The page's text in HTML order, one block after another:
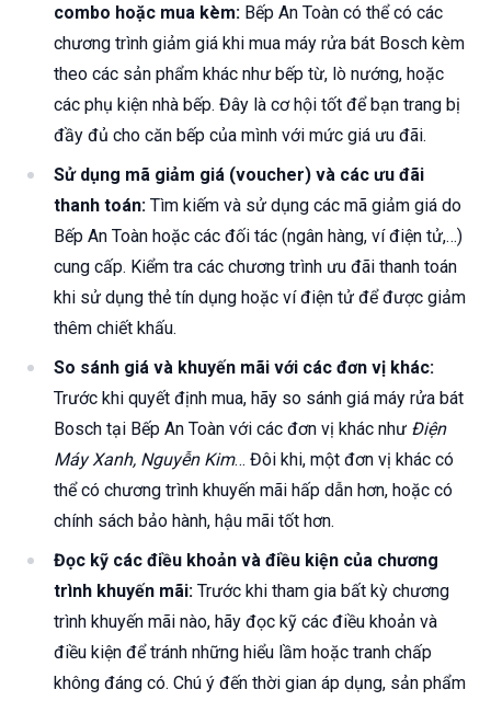
combo hoặc mua kèm: Bếp An Toàn có thể có các
chương trình giảm giá khi mua máy rửa bát Bosch kèm
theo các sản phẩm khác như bếp từ, lò nướng, hoặc
các phụ kiện nhà bếp. Đây là cơ hội tốt để bạn trang bị
đầy đủ cho căn bếp của mình với mức giá ưu đãi.
Sử dụng mã giảm giá (voucher) và các ưu đãi
thanh toán: Tìm kiếm và sử dụng các mã giảm giá do
Bếp An Toàn hoặc các đối tác (ngân hàng, ví điện tử,…)
cung cấp. Kiểm tra các chương trình ưu đãi thanh toán
khi sử dụng thẻ tín dụng hoặc ví điện tử để được giảm
thêm chiết khấu.
So sánh giá và khuyến mãi với các đơn vị khác:
Trước khi quyết định mua, hãy so sánh giá máy rửa bát
Bosch tại Bếp An Toàn với các đơn vị khác như Điện
Máy Xanh, Nguyễn Kim… Đôi khi, một đơn vị khác có
thể có chương trình khuyến mãi hấp dẫn hơn, hoặc có
chính sách bảo hành, hậu mãi tốt hơn.
Đọc kỹ các điều khoản và điều kiện của chương
trình khuyến mãi: Trước khi tham gia bất kỳ chương
trình khuyến mãi nào, hãy đọc kỹ các điều khoản và
điều kiện để tránh những hiểu lầm hoặc tranh chấp
không đáng có. Chú ý đến thời gian áp dụng, sản phẩm